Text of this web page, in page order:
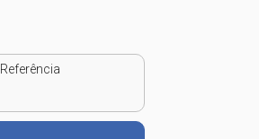
Referência